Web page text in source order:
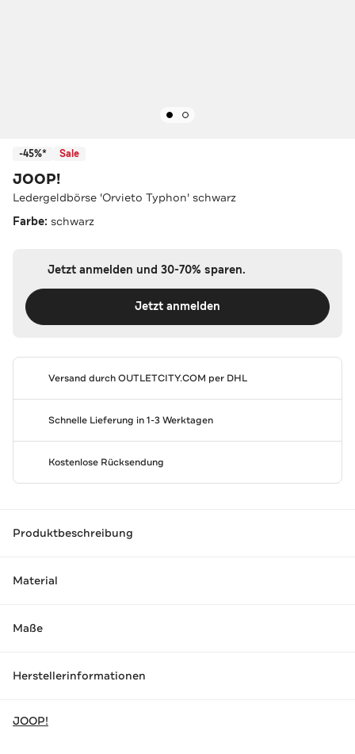
-45%* Sale
JOOP!
Ledergeldbörse 'Orvieto Typhon' schwarz
Farbe: schwarz
Jetzt anmelden und 30-70% sparen.
Jetzt anmelden
Versand durchOUTLETCITY.COM per DHL
Schnelle Lieferung in 1-3 Werktagen
Kostenlose Rücksendung
Produktbeschreibung
Material
Maße
Herstellerinformationen
JOOP!